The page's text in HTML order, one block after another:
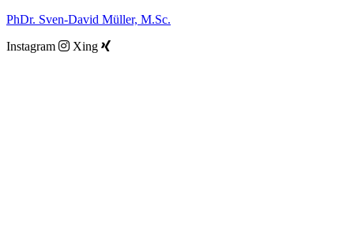
Zum
springen
PhDr. Sven-David Müller, M.Sc.
Instagram
Xing